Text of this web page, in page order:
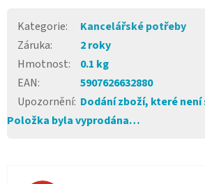
Kategorie:
Kancelářské potřeby
Záruka:
2 roky
Hmotnost:
0.1 kg
EAN:
5907626632880
Upozornění: Dodání zboží, které
Položka byla vyprodána…